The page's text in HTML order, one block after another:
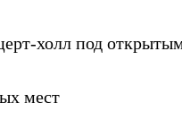
холл под
мест